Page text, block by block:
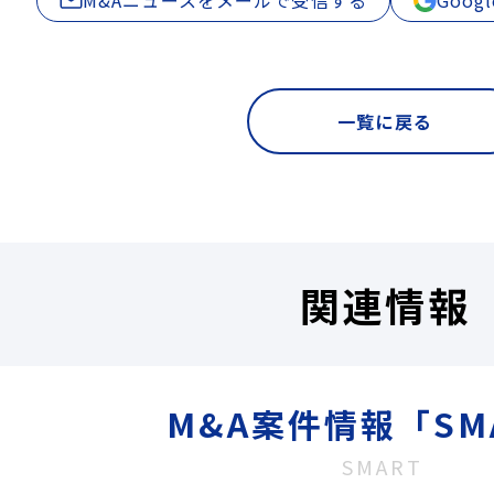
一覧に戻る
関連情報
M&A案件情報「
SMART